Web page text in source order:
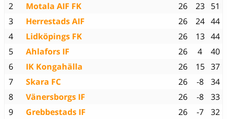
2
Motala AIF FK 26 23
51
3
Herrestads AIF 26 24 44
4
Lidköpings FK 26 13 44
5
Ahlafors IF 26 4
40
6
IK Kongahälla 26 15 37
7
Skara FC 26 -8
34
8
Vänersborgs IF 26 -8
33
9
Grebbestads IF 26 -7 32